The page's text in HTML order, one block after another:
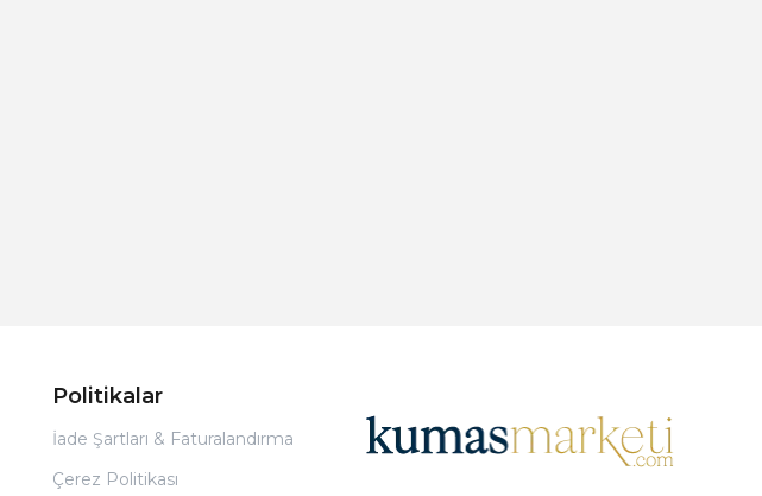
Politikalar
İade Şartları & Faturalandırma
Çerez Politikası